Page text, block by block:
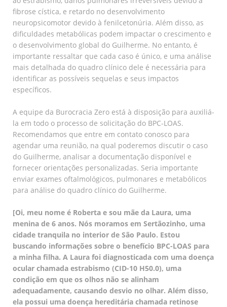
fibrose cística, e retardo no desenvolvimento
neuropsicomotor devido à fenilcetonúria. Além disso, as
dificuldades metabólicas podem impactar o crescimento e
o desenvolvimento global do Guilherme. No entanto, é
importante ressaltar que cada caso é único, e uma análise
mais detalhada do quadro clínico dele é necessária para
identificar as possíveis sequelas e seus impactos
específicos.
A equipe da Burocracia Zero está à disposição para auxiliá-
la em todo o processo de solicitação do BPC-LOAS.
Recomendamos que entre em contato conosco para
agendar uma reunião, na qual poderemos discutir o caso
do Guilherme, analisar a documentação disponível e
fornecer orientações personalizadas. Seria importante
enviar exames oftalmológicos, pulmonares e metabólicos
para análise do quadro clínico do Guilherme.
[Oi, meu nome é Roberta e sou mãe da Laura, uma
menina de 6 anos. Nós moramos em Sertãozinho, uma
cidade tranquila no interior de São Paulo. Estou
buscando informações sobre o benefício BPC-LOAS para
a minha filha. A Laura foi diagnosticada com uma doença
ocular chamada estrabismo (CID-10 H50.0), uma
condição em que os olhos não se alinham
adequadamente, causando desvio no olhar. Além disso,
ela possui uma doença hereditária chamada retinose